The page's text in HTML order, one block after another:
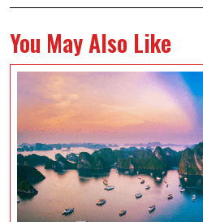
You May Also Like